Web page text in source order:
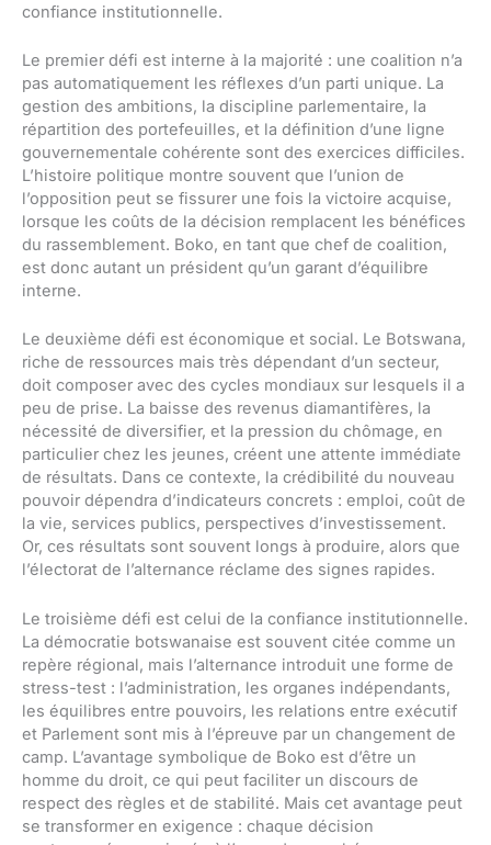
confiance institutionnelle.
Le premier défi est interne à la majorité : une coalition n’a
pas automatiquement les réflexes d’un parti unique. La
gestion des ambitions, la discipline parlementaire, la
répartition des portefeuilles, et la définition d’une ligne
gouvernementale cohérente sont des exercices difficiles.
L’histoire politique montre souvent que l’union de
l’opposition peut se fissurer une fois la victoire acquise,
lorsque les coûts de la décision remplacent les bénéfices
du rassemblement. Boko, en tant que chef de coalition,
est donc autant un président qu’un garant d’équilibre
interne.
Le deuxième défi est économique et social. Le Botswana,
riche de ressources mais très dépendant d’un secteur,
doit composer avec des cycles mondiaux sur lesquels il a
peu de prise. La baisse des revenus diamantifères, la
nécessité de diversifier, et la pression du chômage, en
particulier chez les jeunes, créent une attente immédiate
de résultats. Dans ce contexte, la crédibilité du nouveau
pouvoir dépendra d’indicateurs concrets : emploi, coût de
la vie, services publics, perspectives d’investissement.
Or, ces résultats sont souvent longs à produire, alors que
l’électorat de l’alternance réclame des signes rapides.
Le troisième défi est celui de la confiance institutionnelle.
La démocratie botswanaise est souvent citée comme un
repère régional, mais l’alternance introduit une forme de
stress-test : l’administration, les organes indépendants,
les équilibres entre pouvoirs, les relations entre exécutif
et Parlement sont mis à l’épreuve par un changement de
camp. L’avantage symbolique de Boko est d’être un
homme du droit, ce qui peut faciliter un discours de
respect des règles et de stabilité. Mais cet avantage peut
se transformer en exigence : chaque décision